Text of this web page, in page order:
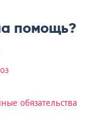
помощь?
обязательства